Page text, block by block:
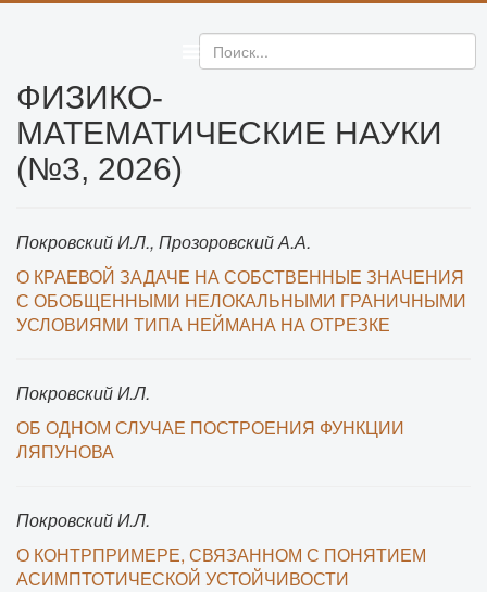
ФИЗИКО-
МАТЕМАТИЧЕСКИЕ НАУКИ
(№3, 2026)
Покровский И.Л., Прозоровский А.А.
О КРАЕВОЙ ЗАДАЧЕ НА СОБСТВЕННЫЕ ЗНАЧЕНИЯ
С ОБОБЩЕННЫМИ НЕЛОКАЛЬНЫМИ ГРАНИЧНЫМИ
УСЛОВИЯМИ ТИПА НЕЙМАНА НА ОТРЕЗКЕ
Покровский И.Л.
ОБ ОДНОМ СЛУЧАЕ ПОСТРОЕНИЯ ФУНКЦИИ
ЛЯПУНОВА
Покровский И.Л.
О КОНТРПРИМЕРЕ, СВЯЗАННОМ С ПОНЯТИЕМ
АСИМПТОТИЧЕСКОЙ УСТОЙЧИВОСТИ